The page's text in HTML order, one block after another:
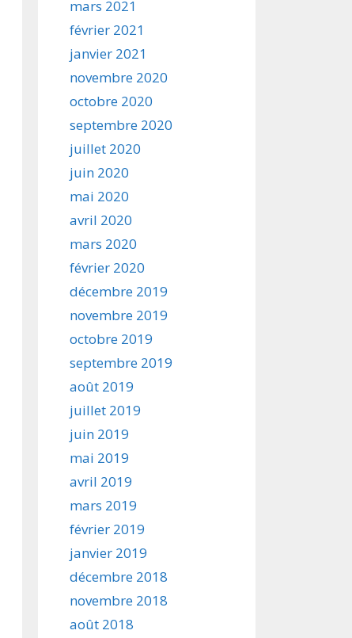
mars 2021
février 2021
janvier 2021
novembre 2020
octobre 2020
septembre 2020
juillet 2020
juin 2020
mai 2020
avril 2020
mars 2020
février 2020
décembre 2019
novembre 2019
octobre 2019
septembre 2019
août 2019
juillet 2019
juin 2019
mai 2019
avril 2019
mars 2019
février 2019
janvier 2019
décembre 2018
novembre 2018
août 2018